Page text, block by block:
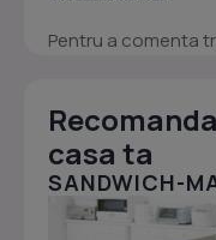
Pentru a comenta
casa ta
SANDWICH-